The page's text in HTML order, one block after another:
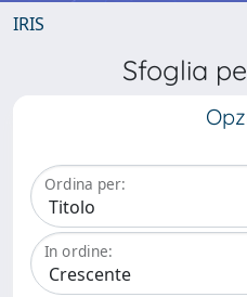
IRIS
Sfoglia
Ordina per:
In ordine: